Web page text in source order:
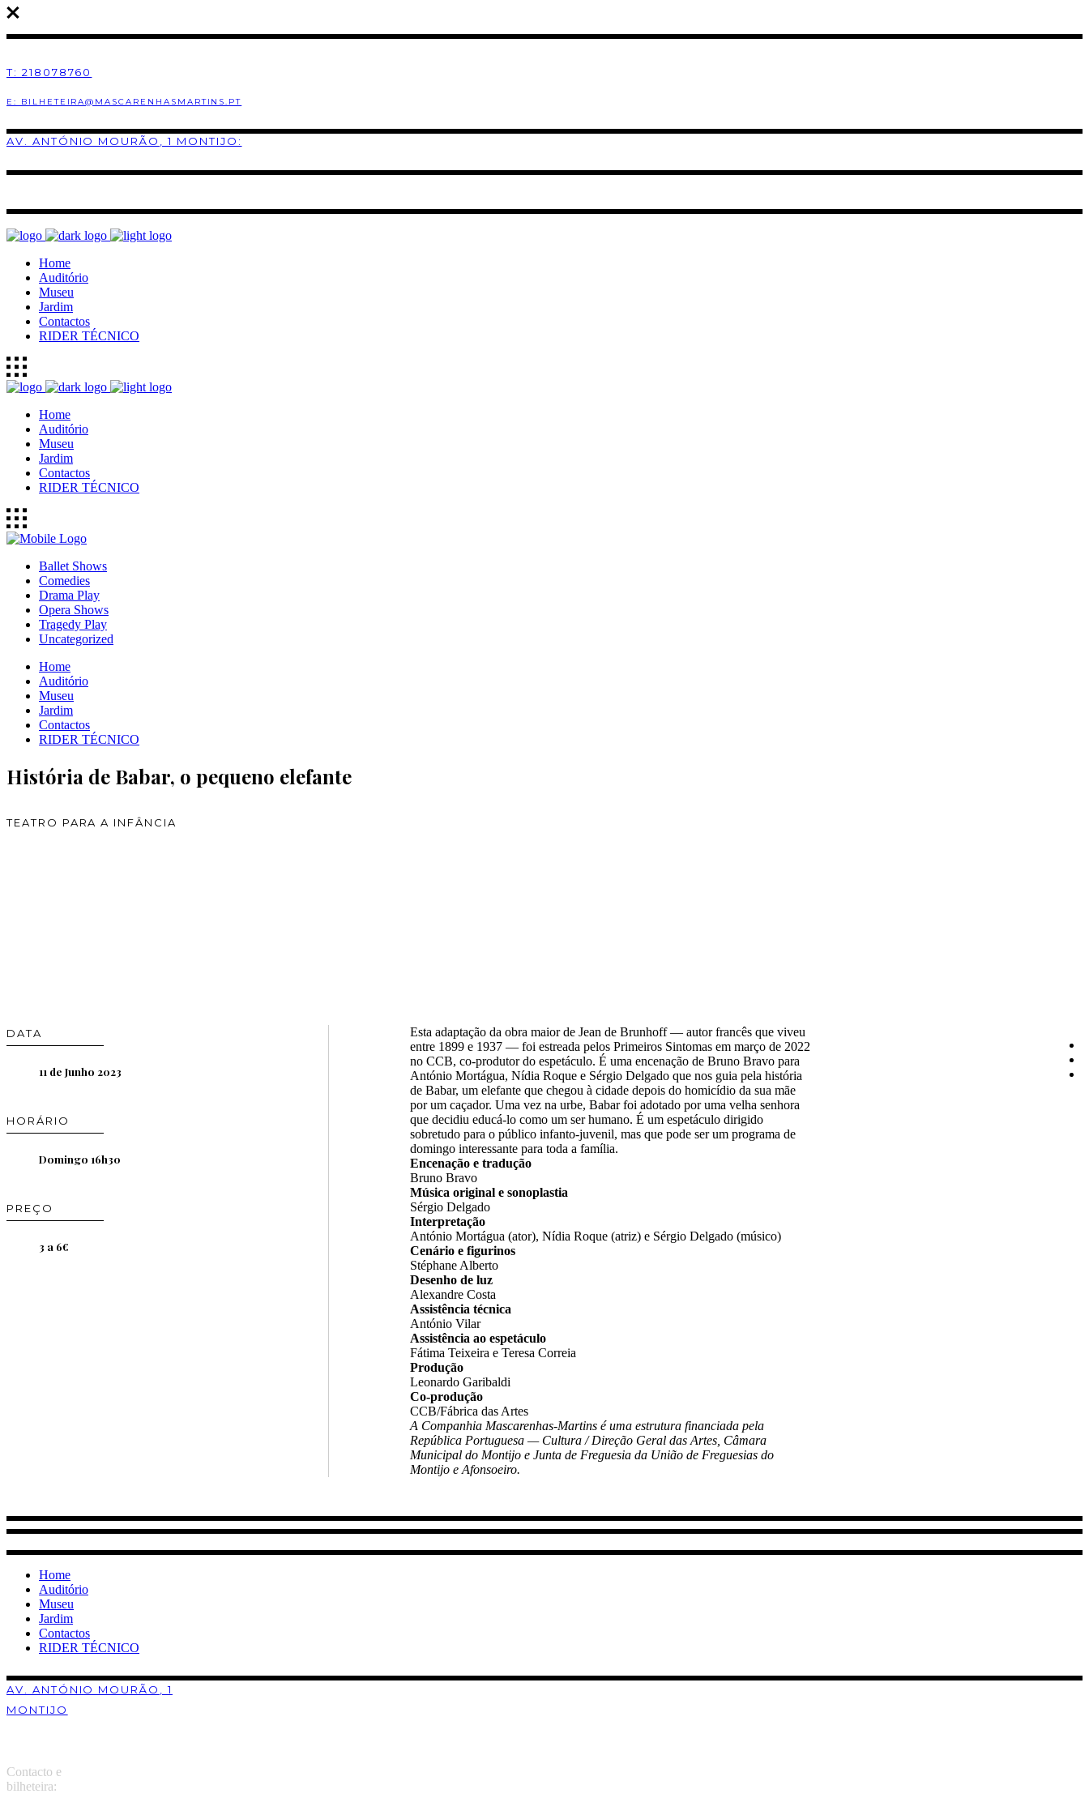
T: 218078760
E: BILHETEIRA@MASCARENHASMARTINS.PT
AV. ANTÓNIO MOURÃO, 1 MONTIJO:
Home
Auditório
Museu
Jardim
Contactos
RIDER TÉCNICO
Home
Auditório
Museu
Jardim
Contactos
RIDER TÉCNICO
Ballet Shows
Comedies
Drama Play
Opera Shows
Tragedy Play
Uncategorized
Home
Auditório
Museu
Jardim
Contactos
RIDER TÉCNICO
História de Babar, o pequeno elefante
TEATRO PARA A INFÂNCIA
DATA
11 de Junho 2023
HORÁRIO
Domingo 16h30
PREÇO
3 a 6€
Esta adaptação da obra maior de Jean de Brunhoff — autor francês que viveu
entre 1899 e 1937 — foi estreada pelos Primeiros Sintomas em março de 2022
no CCB, co-produtor do espetáculo. É uma encenação de Bruno Bravo para
António Mortágua, Nídia Roque e Sérgio Delgado que nos guia pela história
de Babar, um elefante que chegou à cidade depois do homicídio da sua mãe
por um caçador. Uma vez na urbe, Babar foi adotado por uma velha senhora
que decidiu educá-lo como um ser humano. É um espetáculo dirigido
sobretudo para o público infanto-juvenil, mas que pode ser um programa de
domingo interessante para toda a família.
Encenação e tradução
Bruno Bravo
Música original e sonoplastia
Sérgio Delgado
Interpretação
António Mortágua (ator), Nídia Roque (atriz) e Sérgio Delgado (músico)
Cenário e figurinos
Stéphane Alberto
Desenho de luz
Alexandre Costa
Assistência técnica
António Vilar
Assistência ao espetáculo
Fátima Teixeira e Teresa Correia
Produção
Leonardo Garibaldi
Co-produção
CCB/Fábrica das Artes
A Companhia Mascarenhas-Martins é uma estrutura financiada pela
República Portuguesa — Cultura / Direção Geral das Artes, Câmara
Municipal do Montijo e Junta de Freguesia da União de Freguesias do
Montijo e Afonsoeiro.
Home
Auditório
Museu
Jardim
Contactos
RIDER TÉCNICO
AV. ANTÓNIO MOURÃO, 1
MONTIJO
Contacto e
bilheteira: